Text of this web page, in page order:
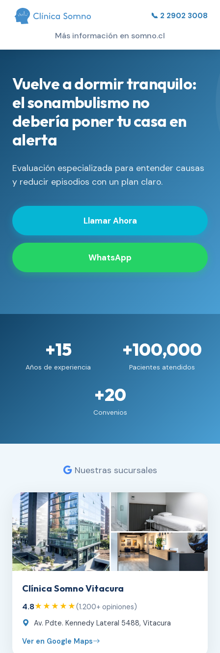
📞 2 2902 3008
Más información en somno.cl
Vuelve a dormir tranquilo:
el sonambulismo no
debería poner tu casa en
alerta
Evaluación especializada para entender causas
y reducir episodios con un plan claro.
Llamar Ahora
WhatsApp
+15
Años de experiencia
+100,000
Pacientes atendidos
+20
Convenios
Nuestras sucursales
Clínica Somno Vitacura
4.8★★★★★(1.200+ opiniones)
Av. Pdte. Kennedy Lateral 5488, Vitacura
Ver en Google Maps